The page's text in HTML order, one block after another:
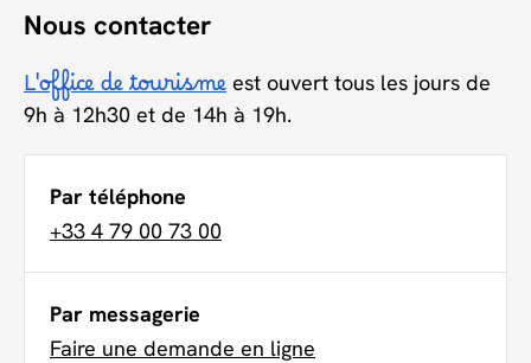
Nous contacter
L'office de tourisme est ouvert tous les jours de
9h à 12h30 et de 14h à 19h.
Par téléphone
+33 4 79 00 73 00
Par messagerie
Faire une demande en ligne